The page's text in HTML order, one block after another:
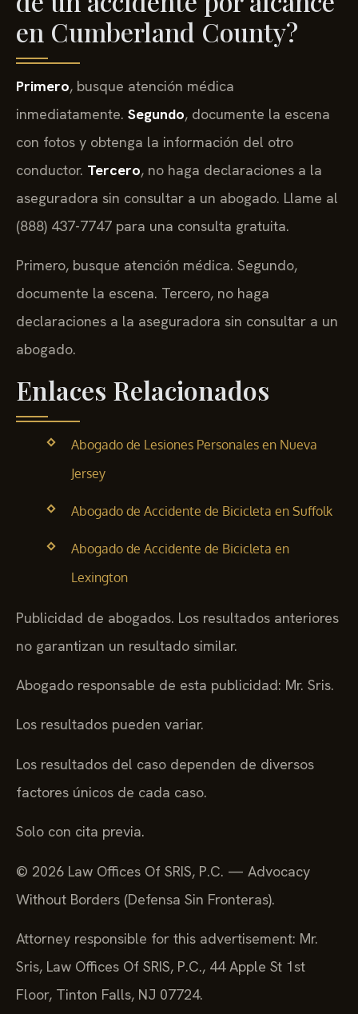
en Cumberland County?
Primero, busque atención médica
inmediatamente. Segundo, documente la escena
con fotos y obtenga la información del otro
conductor. Tercero, no haga declaraciones a la
aseguradora sin consultar a un abogado. Llame al
(888) 437-7747 para una consulta gratuita.
Primero, busque atención médica. Segundo,
documente la escena. Tercero, no haga
declaraciones a la aseguradora sin consultar a un
abogado.
Enlaces Relacionados
Abogado de Lesiones Personales en Nueva
Jersey
Abogado de Accidente de Bicicleta en Suffolk
Abogado de Accidente de Bicicleta en
Lexington
Publicidad de abogados. Los resultados anteriores
no garantizan un resultado similar.
Abogado responsable de esta publicidad: Mr. Sris.
Los resultados pueden variar.
Los resultados del caso dependen de diversos
factores únicos de cada caso.
Solo con cita previa.
© 2026 Law Offices Of SRIS, P.C. — Advocacy
Without Borders (Defensa Sin Fronteras).
Attorney responsible for this advertisement: Mr.
Sris, Law Offices Of SRIS, P.C., 44 Apple St 1st
Floor, Tinton Falls, NJ 07724.